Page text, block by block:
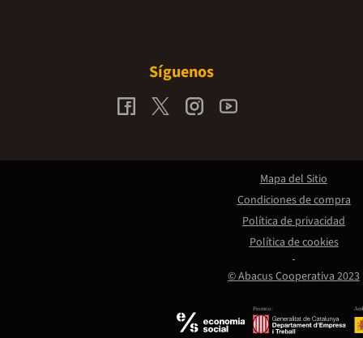
Síguenos
Promou:
© Abacus Cooperativa 2023
Mapa del Sitio
Condiciones de compra
Política de privacidad
Política de cookies